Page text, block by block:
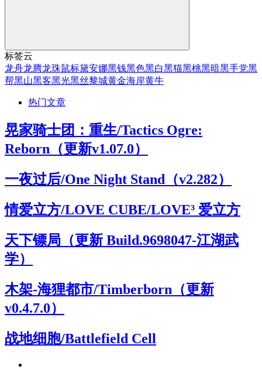
标签云
龙舟龙腾龙珠鼠标黛安娜黑钱黑色黑白黑猫黑桃黑暗黑手党黑
帮黑山黑客黑光黑丝黎城黄金海岸黄牛
热门文章
晃家骑士团：重生/Tactics Ogre:
Reborn（更新v1.07.0）
一夜过后/One Night Stand（v2.282）
情爱立方/LOVE CUBE/LOVE³ 爱立方
天下镖局（更新 Build.9698047-江湖武
学）
木架-海狸都市/Timberborn（更新
v0.4.7.0）
战地细胞/Battlefield Cell